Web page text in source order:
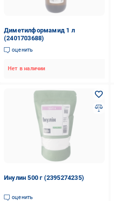
Диметилформамид 1 л
(2401703688)
оценить
Нет в наличии
Инулин 500 г (2395274235)
оценить